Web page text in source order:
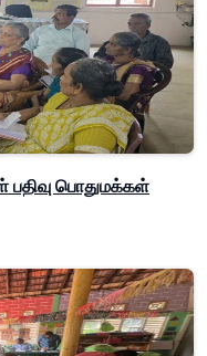
பதிவு பொதுமக்கள்